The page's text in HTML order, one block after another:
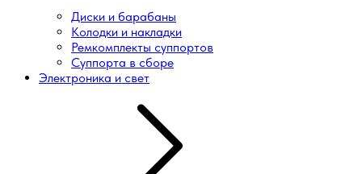
Диски и барабаны
Колодки и накладки
Ремкомплекты суппортов
Суппорта в сборе
Электроника и свет